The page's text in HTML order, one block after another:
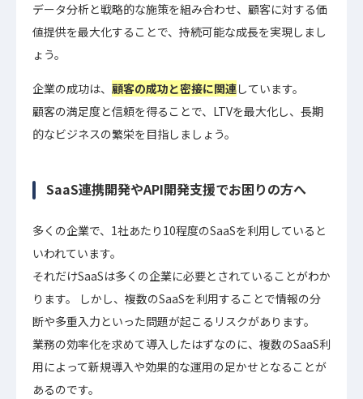
データ分析と戦略的な施策を組み合わせ、顧客に対する価
値提供を最大化することで、持続可能な成長を実現しまし
ょう。
企業の成功は、 顧客の成功と密接に関連しています。
顧客の満足度と信頼を得ることで、LTVを最大化し、長期
的なビジネスの繁栄を目指しましょう。
SaaS連携開発やAPI開発支援でお困りの方へ
多くの企業で、1社あたり10程度のSaaSを利用していると
いわれています。
それだけSaaSは多くの企業に必要とされていることがわか
ります。 しかし、複数のSaaSを利用することで情報の分
断や多重入力といった問題が起こるリスクがあります。
業務の効率化を求めて導入したはずなのに、複数のSaaS利
用によって新規導入や効果的な運用の足かせとなることが
あるのです。